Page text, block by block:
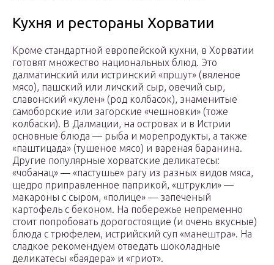
Кухня и рестораны Хорватии
Кроме стандартной европейской кухни, в Хорватии
готовят множество национальных блюд. Это
далматинский или истринский «пршут» (вяленое
мясо), пашский или личский сыр, овечий сыр,
славонский «кулен» (род колбасок), знаменитые
самоборские или загорские «чешновки» (тоже
колбаски). В Далмации, на островах и в Истрии
основные блюда — рыба и морепродукты, а также
«паштицада» (тушеное мясо) и вареная баранина.
Другие популярные хорватские деликатесы:
«чобанац» — «пастушье» рагу из разных видов мяса,
щедро приправленное паприкой, «штрукли» —
макароны с сыром, «полице» — запеченый
картофель с беконом. На побережье непременно
стоит попробовать дорогостоящие (и очень вкусные)
блюда с трюфелем, истрийский суп «манештра». На
сладкое рекомендуем отведать шоколадные
деликатесы «баядера» и «гриот».